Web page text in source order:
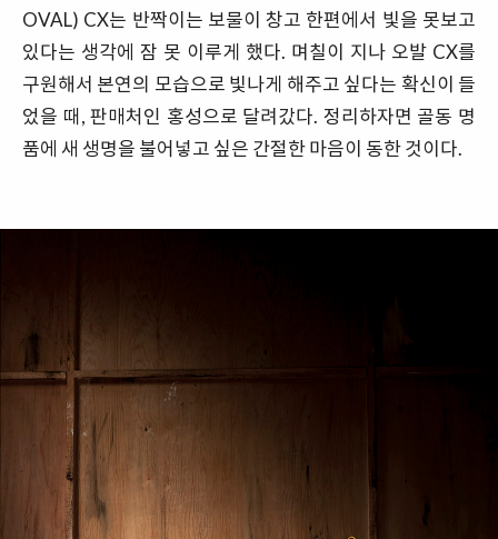
OVAL) CX는 반짝이는 보물이 창고 한편에서 빛을 못보고
있다는 생각에 잠 못 이루게 했다. 며칠이 지나 오발 CX를
구원해서 본연의 모습으로 빛나게 해주고 싶다는 확신이 들
었을 때, 판매처인 홍성으로 달려갔다. 정리하자면 골동 명
품에 새 생명을 불어넣고 싶은 간절한 마음이 동한 것이다.